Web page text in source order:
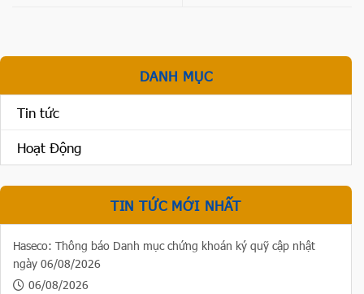
DANH MỤC
Tin tức
Hoạt Động
TIN TỨC MỚI NHẤT
Haseco: Thông báo Danh mục chứng khoán ký quỹ cập nhật
ngày 06/08/2026
06/08/2026